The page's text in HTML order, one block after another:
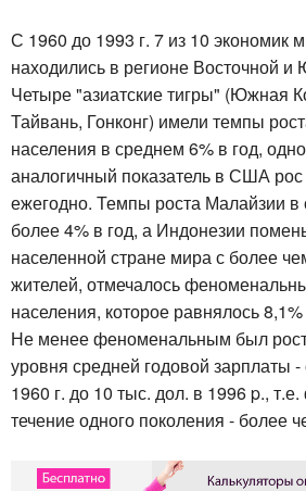
С 1960 до 1993 г. 7 из 10 экономик
находились в регионе Восточной и
Четыре "азиатские тигры" (Южная
Тайвань, Гонконг) имели темпы
населения в среднем 6% в год,
аналогичный показатель в США
ежегодно. Темпы роста Малайзии в
более 4% в год, а Индонезии
населенной стране мира с более
жителей, отмечалось
населения, которое равнялось
Не менее феноменальным был
уровня средней годовой зарплаты
1960 г. до 10 тыс. дол. в 1996 p., т.е.
течение одного поколения - более